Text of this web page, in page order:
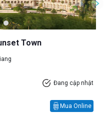
Town
Đang cập nhật
Mua Online